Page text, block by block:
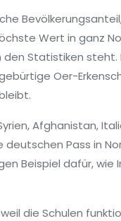
Bevölkerungsanteil
Wert in ganz
den Statistiken
Oer-
Afghanistan,
deutschen Pass in
Beispiel dafür,
die Schulen